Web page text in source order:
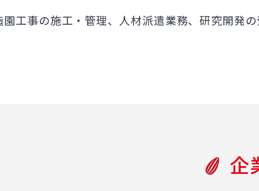
工事の施工・管理、人材派遣業務、研究開発の
企